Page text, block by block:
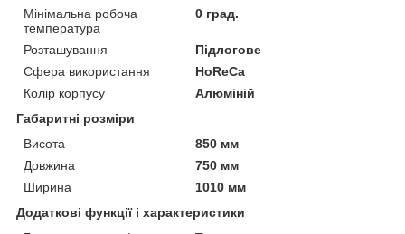
Мінімальна робоча
температура
0 град.
Розташування
Підлогове
Сфера використання
HoReCa
Колір корпусу
Алюміній
Габаритні розміри
Висота
850 мм
Довжина
750 мм
Ширина
1010 мм
Додаткові функції і характеристики